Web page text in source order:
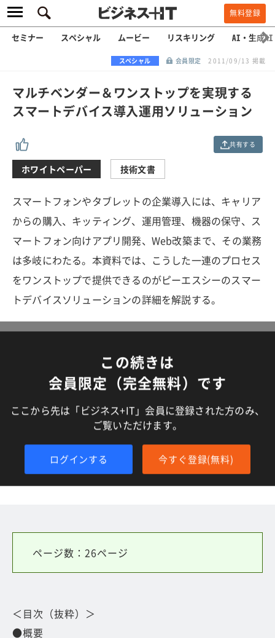
無料登録
セミナー スペシャル ムービー リスキリング AI・生成AI
スペシャル 会員限定 2011/09/13 掲載
マルチベンダー＆ワンストップを実現する
スマートデバイス導入運用ソリューション
共有する
ホワイトペーパー 技術文書
スマートフォンやタブレットの企業導入には、キャリア
からの購入、キッティング、運用管理、機器の保守、ス
マートフォン向けアプリ開発、Web改築まで、その業務
は多岐にわたる。本資料では、こうした一連のプロセス
をワンストップで提供できるのがピーエスシーのスマー
トデバイスソリューションの詳細を解説する。
この続きは
会員限定（完全無料）です
ここから先は「ビジネス+IT」会員に登録された方のみ、
ご覧いただけます。
ログインする 今すぐ登録(無料)
ページ数：26ページ
＜目次（抜粋）＞
●概要